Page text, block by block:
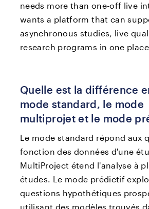
needs more than one-off live
wants a platform that can
asynchronous studies, live
research programs in one
Quelle est la différence
mode standard, le mode
multiprojet et le mode
Le mode standard répond aux
fonction des données d'une
MultiProject étend l'analyse à
études. Le mode prédictif
questions hypothétiques
utilisant des modèles trouvés